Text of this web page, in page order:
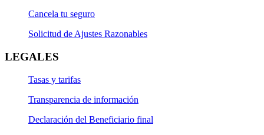
Cancela tu seguro
Solicitud de Ajustes Razonables
LEGALES
Tasas y tarifas
Transparencia de información
Declaración del Beneficiario final